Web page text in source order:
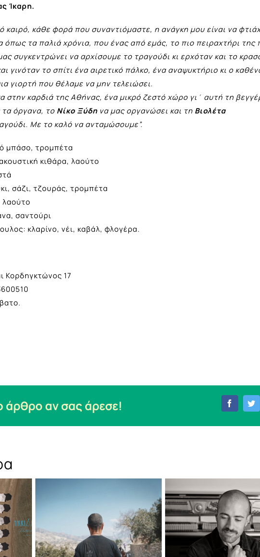
Ίκαρη.
καιρό, κάθε φορά που συναντιόμαστε, η ανάγκη μου είναι να
όπως τα παλιά χρόνια, που ένας από εμάς, το πιο πειραχτήρι της
συγκεντρώνει να αρχίσουμε το τραγούδι κι ερχόταν και το
γινόταν το σπίτι ένα αιρετικό πάλκο, ένα αναψυκτήριο κι ο
γιορτή που θέλαμε να μην τελειώσει.
στην καρδιά της Αθήνας, ένα μικρό ζεστό χώρο γι΄ αυτή τη
τα όργανα, το Νίκο Ξύδη να μας οργανώσει και τη Βιολέτα
Με το καλό να ανταμώσουμε”.
μπάσο, τρομπέτα
κιθάρα, λαούτο
σάζι, τζουράς, τρομπέτα
λαούτο
σαντούρι
κλαρίνο, νέι, καβάλ, φλογέρα.
Κορδηγκτώνος 17
άρθρο αν σας άρεσε!